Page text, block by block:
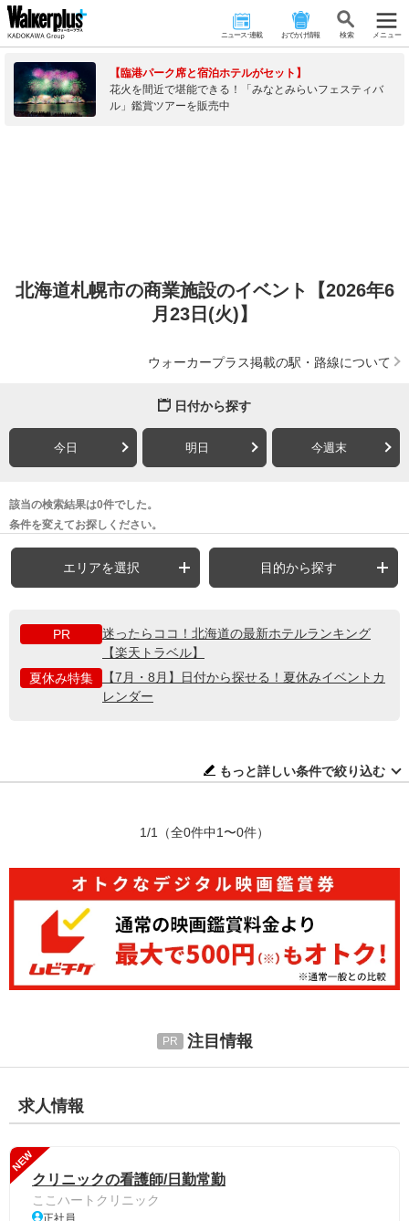
ニュース･連載 おでかけ情報 検 索 メニュー
【臨港パーク席と宿泊ホテルがセット】
花火を間近で堪能できる！「みなとみらいフェスティバ
ル」鑑賞ツアーを販売中
北海道札幌市の商業施設のイベント【2026年6
月23日(火)】
ウォーカープラス掲載の駅・路線について
日付から探す
今日 明日 今週末
該当の検索結果は0件でした。
条件を変えてお探しください。
エリアを選択 目的から探す
PR
迷ったらココ！北海道の最新ホテルランキング
【楽天トラベル】
夏休み特集
【7月・8月】日付から探せる！夏休みイベントカ
レンダー
もっと詳しい条件で絞り込む
1/1 （全0件中1〜0件）
注目情報
求人情報
NEW
クリニックの看護師/日勤常勤
ここハートクリニック
正社員